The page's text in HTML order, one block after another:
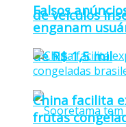
de veículos
de R$ 1,5 mil
Falsos
enganam
China facilita
frutas